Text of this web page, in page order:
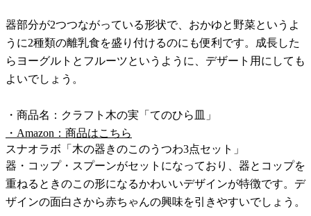
器部分が2つつながっている形状で、おかゆと野菜というよ
うに2種類の離乳食を盛り付けるのにも便利です。成長した
らヨーグルトとフルーツというように、デザート用にしても
よいでしょう。
・商品名：クラフト木の実「てのひら皿」
・Amazon：商品はこちら
スナオラボ「木の器きのこのうつわ3点セット」
器・コップ・スプーンがセットになっており、器とコップを
重ねるときのこの形になるかわいいデザインが特徴です。デ
ザインの面白さから赤ちゃんの興味を引きやすいでしょう。